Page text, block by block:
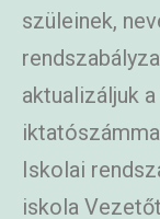
szüleinek,
aktualizáljuk
Iskolai
iskola